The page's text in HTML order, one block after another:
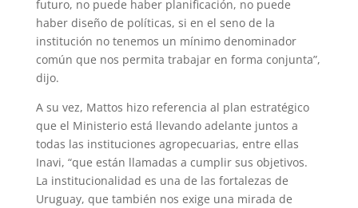
futuro, no puede haber planificación, no puede
haber diseño de políticas, si en el seno de la
institución no tenemos un mínimo denominador
común que nos permita trabajar en forma conjunta”,
dijo.
A su vez, Mattos hizo referencia al plan estratégico
que el Ministerio está llevando adelante juntos a
todas las instituciones agropecuarias, entre ellas
Inavi, “que están llamadas a cumplir sus objetivos.
La institucionalidad es una de las fortalezas de
Uruguay, que también nos exige una mirada de